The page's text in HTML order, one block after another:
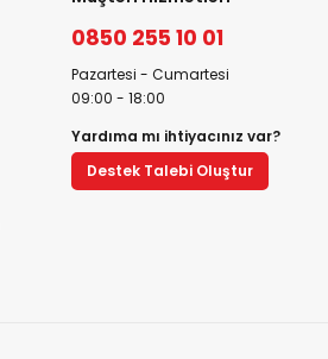
0850 255 10 01
Pazartesi - Cumartesi
09:00 - 18:00
Yardıma mı ihtiyacınız var?
Destek Talebi Oluştur